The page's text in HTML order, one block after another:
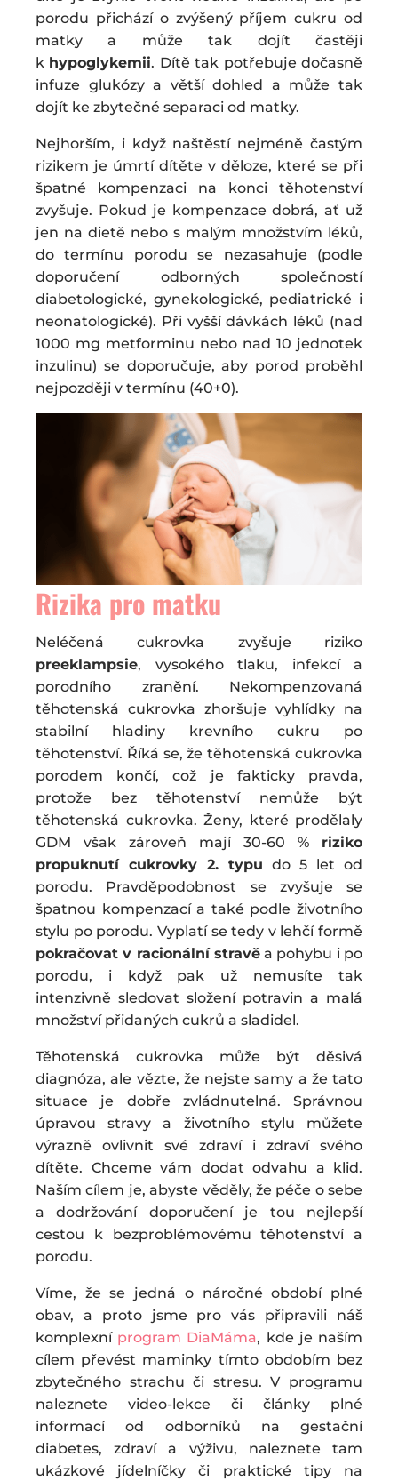
porodu přichází o zvýšený příjem cukru od
matky a může tak dojít častěji
k hypoglykemii. Dítě tak potřebuje dočasně
infuze glukózy a větší dohled a může tak
dojít ke zbytečné separaci od matky.
Nejhorším, i když naštěstí nejméně častým
rizikem je úmrtí dítěte v děloze, které se při
špatné kompenzaci na konci těhotenství
zvyšuje. Pokud je kompenzace dobrá, ať už
jen na dietě nebo s malým množstvím léků,
do termínu porodu se nezasahuje (podle
doporučení odborných společností
diabetologické, gynekologické, pediatrické i
neonatologické). Při vyšší dávkách léků (nad
1000 mg metforminu nebo nad 10 jednotek
inzulinu) se doporučuje, aby porod proběhl
nejpozději v termínu (40+0).
Rizika pro matku
Neléčená cukrovka zvyšuje riziko
preeklampsie, vysokého tlaku, infekcí a
porodního zranění. Nekompenzovaná
těhotenská cukrovka zhoršuje vyhlídky na
stabilní hladiny krevního cukru po
těhotenství. Říká se, že těhotenská cukrovka
porodem končí, což je fakticky pravda,
protože bez těhotenství nemůže být
těhotenská cukrovka. Ženy, které prodělaly
GDM však zároveň mají 30-60 % riziko
propuknutí cukrovky 2. typudo 5 let od
porodu. Pravděpodobnost se zvyšuje se
špatnou kompenzací a také podle životního
stylu po porodu. Vyplatí se tedy v lehčí formě
pokračovat v racionální stravěa pohybu i po
porodu, i když pak už nemusíte tak
intenzivně sledovat složení potravin a malá
množství přidaných cukrů a sladidel.
Těhotenská cukrovka může být děsivá
diagnóza, ale vězte, že nejste samy a že tato
situace je dobře zvládnutelná. Správnou
úpravou stravy a životního stylu můžete
výrazně ovlivnit své zdraví i zdraví svého
dítěte. Chceme vám dodat odvahu a klid.
Naším cílem je, abyste věděly, že péče o sebe
a dodržování doporučení je tou nejlepší
cestou k bezproblémovému těhotenství a
porodu.
Víme, že se jedná o náročné období plné
obav, a proto jsme pro vás připravili náš
komplexní program DiaMáma, kde je naším
cílem převést maminky tímto obdobím bez
zbytečného strachu či stresu. V programu
naleznete video-lekce či články plné
informací od odborníků na gestační
diabetes, zdraví a výživu, naleznete tam
ukázkové jídelníčky či praktické tipy na